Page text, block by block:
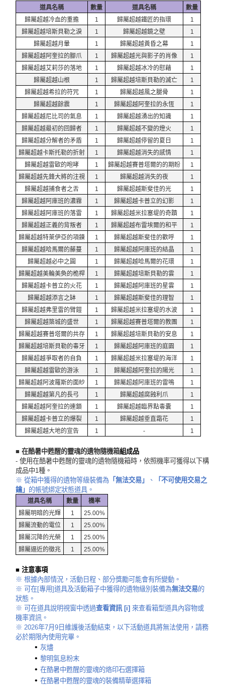
道具名稱 數量 道具名稱
數量
歸屬超越冷血的重擔
1 歸屬超越鐵匠的指環
1
歸屬超越培斯貝勒之淚
1 歸屬超越鏡之壁
1
歸屬超越月暈
1 歸屬超越黃昏之幕
1
歸屬超越阿奎拉的腳爪
1 歸屬超越光與影子的肖像
1
歸屬超越艾莉莎的落地
1 歸屬超越冰冷的慰藉
1
歸屬超越山根
1 歸屬超越培斯貝勒的滅亡
1
歸屬超越希拉的符咒
1 歸屬超越風之腿骨
1
歸屬超越餘震
1 歸屬超越阿奎拉的永恆
1
歸屬超越尼比司的氣息
1 歸屬超越湧出的知識
1
歸屬超越最初的回歸者
1 歸屬超越不變的燈火
1
歸屬超越分解者的矛盾
1 歸屬超越停留的夏日
1
歸屬超越卡斯托勒的折射
1 歸屬超越消失的感情
1
歸屬超越雷歐的咆哮
1 歸屬超越賽普塔爾的的期盼
1
歸屬超越先鋒大將的注視
1 歸屬超越消失的夜
1
歸屬超越捕食者之舌
1 歸屬超越斯斐佳的光
1
歸屬超越阿庫班的濃霧
1 歸屬超越卡普立的幻影
1
歸屬超越阿庫班的落雷
1 歸屬超越米拉塞堤的奇蹟
1
歸屬超越正義的背叛者
1 歸屬超越布雷埃爾的和平
1
歸屬超越特萊伊亞的項鍊
1 歸屬超越斯斐佳的歡呼
1
歸屬超越哈馬爾的藤蔓
1 歸屬超越阿庫班的結晶
1
歸屬超越必中之圓
1 歸屬超越哈馬爾的花環
1
歸屬超越美輪美奐的桅桿
1 歸屬超越培斯貝勒的雲
1
歸屬超越卡普立的火花
1 歸屬超越阿庫班的星雲
1
歸屬超越添言之缽
1 歸屬超越斯斐佳的理智
1
歸屬超越弗里雷的臂鎧
1 歸屬超越米拉塞堤的水波
1
歸屬超越築城的盛世
1 歸屬超越賽普塔爾的教團
1
歸屬超越賽普塔爾的共存
1 歸屬超越培斯貝勒的安息
1
歸屬超越培斯貝勒的毒牙
1 歸屬超越阿庫班的庭園
1
歸屬超越爭取者的自負
1 歸屬超越米拉塞堤的海洋
1
歸屬超越雷歐的游泳
1 歸屬超越阿奎拉的陽光
1
歸屬超越阿波羅斯的面紗
1 歸屬超越阿庫班的雷鳴
1
歸屬超越第凡的長弓
1 歸屬超越腐蝕利爪
1
歸屬超越阿奎拉的連鎖
1 歸屬超越臨界點毒囊
1
歸屬超越卡普立的爆裂
1 歸屬超越垂直霜花
1
歸屬超越大地的宣告
1 - 1
■ 在酷暑中甦醒的靈魂的遺物隨機箱組成品
- 使用在酷暑中甦醒的靈魂的遺物隨機箱時，依照機率可獲得以下構
成品中1種。
※ 從箱中獲得的遺物等級裝備為 「無法交易」 、
「不可使用交易之
鑰」 的帳號綁定狀態道具。
道具名稱 數量
機率
歸屬明暗的光輝
1
25.00%
歸屬流動的電位
1
25.00%
歸屬沉降的光榮
1
25.00%
歸屬逼近的徵兆
1 25.00%
■ 注意事項
※ 根據內部情況，活動日程、部分獎勵可能會有所變動。
※ 可在[專用]道具及活動箱子中獲得的遺物級別裝備為無法交易的
狀態。
※ 可在道具說明視窗中透過查看資訊 [i] 來查看箱型道具內容物或
機率資訊。
※ 2026年7月9日維護後活動結束，以下活動道具將無法使用，請務
必於期限內使用完畢。
灰燼
黎明氣息粉末
在酷暑中甦醒的靈魂的烙印石選擇箱
在酷暑中甦醒的靈魂的裝備精華選擇箱